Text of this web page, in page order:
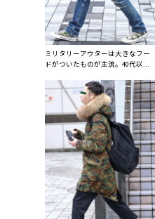
ミリタリーアウターは大きなフー
ドがついたものが主流。40代以...